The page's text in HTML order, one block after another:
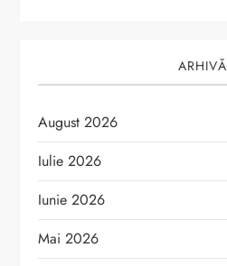
ARHIVĂ
August 2026
Iulie 2026
Iunie 2026
Mai 2026